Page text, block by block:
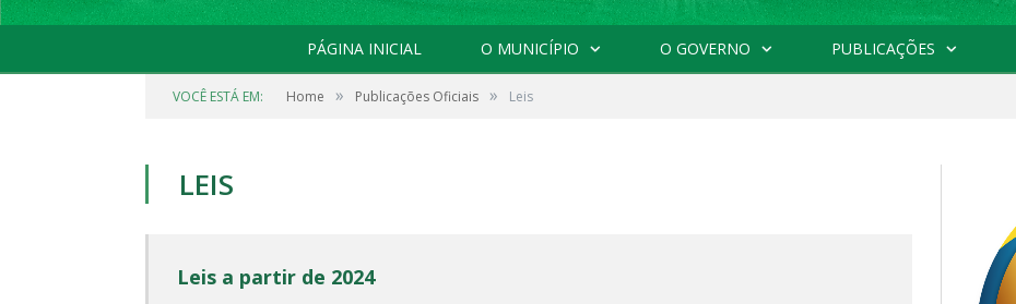
PÁGINA INICIAL O MUNICÍPIO O GOVERNO PUBLICAÇÕES
VOCÊ ESTÁ EM: Home » Publicações Oficiais » Leis
LEIS
Leis a partir de 2024